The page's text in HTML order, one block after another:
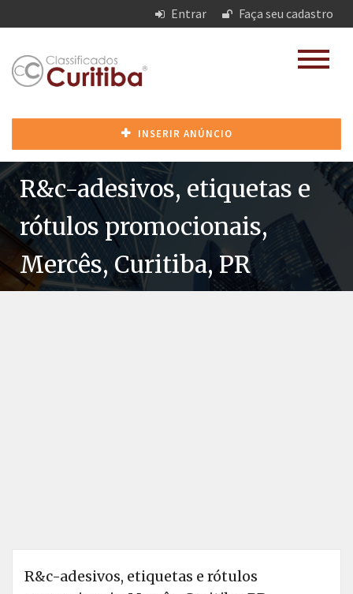
Entrar Faça seu cadastro
INSERIR ANÚNCIO
R&c-adesivos, etiquetas e
rótulos promocionais,
Mercês, Curitiba, PR
R&c-adesivos, etiquetas e rótulos